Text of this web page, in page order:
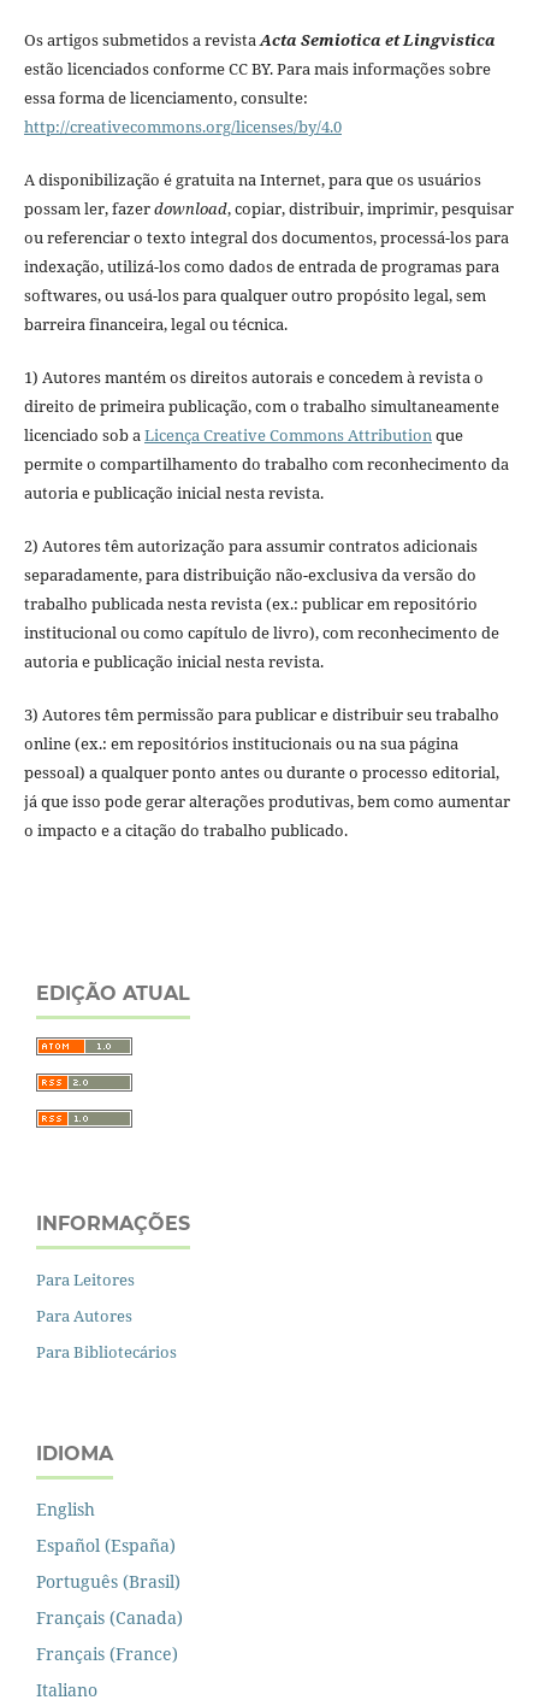
Os artigos submetidos a revistaActa Semiotica et Lingvistica
estão licenciados conforme CC BY. Para mais informações sobre
essa forma de licenciamento, consulte:
http://creativecommons.org/licenses/by/4.0
A disponibilização é gratuita na Internet, para que os usuários
possam ler, fazerdownload, copiar, distribuir, imprimir, pesquisar
ou referenciar o texto integral dos documentos, processá-los para
indexação, utilizá-los como dados de entrada de programas para
softwares, ou usá-los para qualquer outro propósito legal, sem
barreira financeira, legal ou técnica.
1) Autores mantém os direitos autorais e concedem à revista o
direito de primeira publicação, com o trabalho simultaneamente
licenciado sob aLicença Creative Commons Attributionque
permite o compartilhamento do trabalho com reconhecimento da
autoria e publicação inicial nesta revista.
2) Autores têm autorização para assumir contratos adicionais
separadamente, para distribuição não-exclusiva da versão do
trabalho publicada nesta revista (ex.: publicar em repositório
institucional ou como capítulo de livro), com reconhecimento de
autoria e publicação inicial nesta revista.
3) Autores têm permissão para publicar e distribuir seu trabalho
online (ex.: em repositórios institucionais ou na sua página
pessoal) a qualquer ponto antes ou durante o processo editorial,
já que isso pode gerar alterações produtivas, bem como aumentar
o impacto e a citação do trabalho publicado.
EDIÇÃO ATUAL
INFORMAÇÕES
Para Leitores
Para Autores
Para Bibliotecários
IDIOMA
English
Español (España)
Português (Brasil)
Français (Canada)
Français (France)
Italiano